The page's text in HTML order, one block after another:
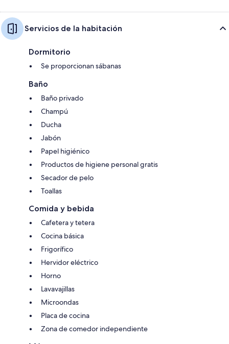
Servicios de la habitación
Dormitorio
Se proporcionan sábanas
Baño
Baño privado
Champú
Ducha
Jabón
Papel higiénico
Productos de higiene personal gratis
Secador de pelo
Toallas
Comida y bebida
Cafetera y tetera
Cocina básica
Frigorífico
Hervidor eléctrico
Horno
Lavavajillas
Microondas
Placa de cocina
Zona de comedor independiente